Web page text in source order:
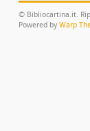
© Bibliocartina.it.
Powered by Warp